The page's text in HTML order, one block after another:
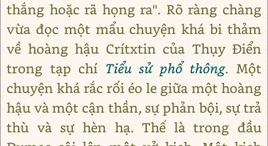
thắng hoặc rã họng ra". Rõ ràng chàng
vừa đọc một mẩu chuyện khá bi thảm
về hoàng hậu Crítxtin của Thụy Điển
trong tạp chí Tiểu sử phổ thông. Một
chuyện khá rắc rối éo le giữa một hoàng
hậu và một cận thần, sự phản bội, sự trả
thù và sự hèn hạ. Thế là trong đầu